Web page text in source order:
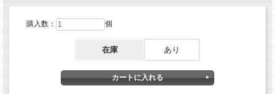
購入数： 個
在庫 あり